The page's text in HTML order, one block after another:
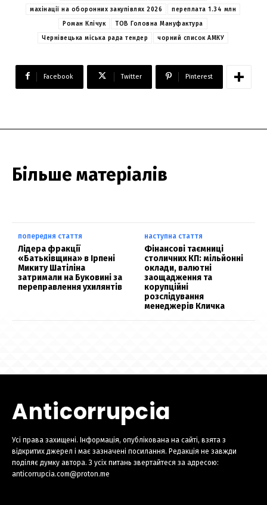
махінації на оборонних закупівлях 2026
переплата 1.34 млн
Роман Клічук
ТОВ Головна Мануфактура
Чернівецька міська рада тендер
чорний список АМКУ
Facebook Twitter Pinterest
Більше матеріалів
попередня стаття
Лідера фракції
«Батьківщина» в Ірпені
Микиту Шатіліна
затримали на Буковині за
переправлення ухилянтів
наступна стаття
Фінансові таємниці
столичних КП: мільйонні
оклади, валютні
заощадження та
корупційні
розслідування
менеджерів Кличка
Anticorrupcia
Усі права захищені. Інформація, опублікована на сайті, взята з
відкритих джерел і має зазначені посилання. Редакція не завжди
поділяє думку автора. З усіх питань звертайтеся за адресою:
anticorrupcia.com@proton.me